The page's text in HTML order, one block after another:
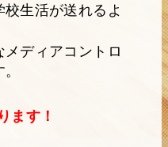
生活が送れるよ
ディアコントロ
ます！